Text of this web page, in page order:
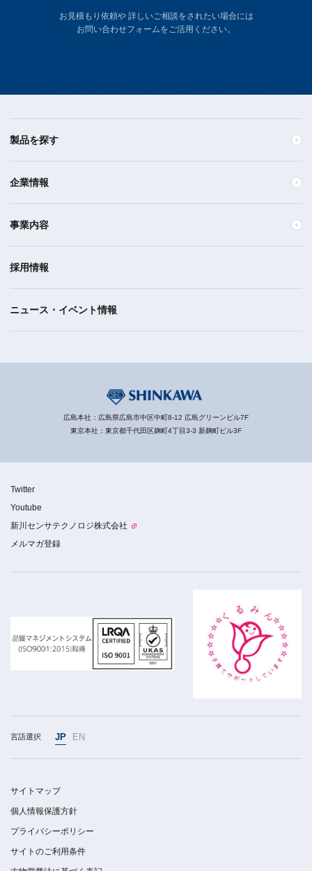
お見積もり依頼や 詳しいご相談をされたい場合には
お問い合わせフォームをご活用ください。
製品を探す
企業情報
事業内容
採用情報
ニュース・イベント情報
広島本社：広島県広島市中区中町8-12 広島グリーンビル7F
東京本社：東京都千代田区麹町4丁目3-3 新麹町ビル3F
Twitter
Youtube
新川センサテクノロジ株式会社
メルマガ登録
言語選択 JP EN
サイトマップ
個人情報保護方針
プライバシーポリシー
サイトのご利用条件